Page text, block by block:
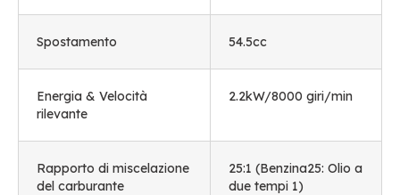
Spostamento 54.5cc
Energia & Velocità
rilevante
2.2kW/8000 giri/min
Rapporto di miscelazione
del carburante
25:1 (Benzina25: Olio a
due tempi 1)